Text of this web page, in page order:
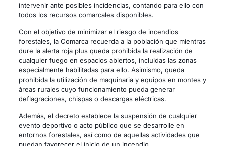
intervenir ante posibles incidencias, contando para ello con
todos los recursos comarcales disponibles.
Con el objetivo de minimizar el riesgo de incendios
forestales, la Comarca recuerda a la población que mientras
dure la alerta roja plus queda prohibida la realización de
cualquier fuego en espacios abiertos, incluidas las zonas
especialmente habilitadas para ello. Asimismo, queda
prohibida la utilización de maquinaria y equipos en montes y
áreas rurales cuyo funcionamiento pueda generar
deflagraciones, chispas o descargas eléctricas.
Además, el decreto establece la suspensión de cualquier
evento deportivo o acto público que se desarrolle en
entornos forestales, así como de aquellas actividades que
puedan favorecer el inicio de un incendio.